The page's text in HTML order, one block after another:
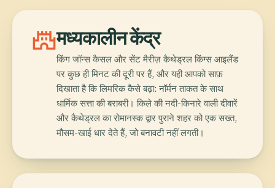
castleमध्यकालीन केंद्र
किंग जॉन्स कैसल और सेंट मैरीज़ कैथेड्रल किंग्स आइलैंड
पर कुछ ही मिनट की दूरी पर हैं, और यही आपको साफ़
दिखाता है कि लिमरिक कैसे बढ़ा: नॉर्मन ताकत के साथ
धार्मिक सत्ता की बराबरी। किले की नदी-किनारे वाली दीवारें
और कैथेड्रल का रोमानस्क द्वार पुराने शहर को एक सख्त,
मौसम-खाई धार देते हैं, जो बनावटी नहीं लगती।